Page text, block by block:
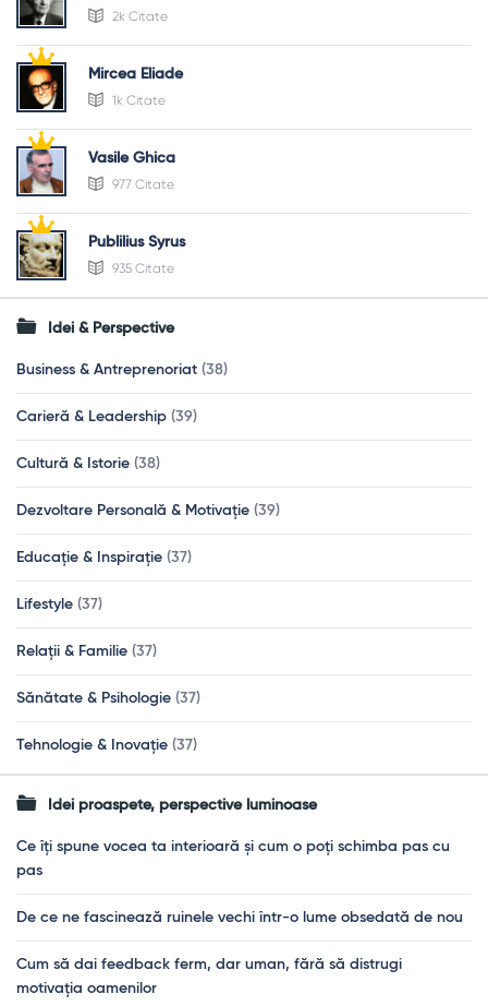
2k Citate
Mircea Eliade
1k Citate
Vasile Ghica
977 Citate
Publilius Syrus
935 Citate
Idei & Perspective
Business & Antreprenoriat (38)
Carieră & Leadership (39)
Cultură & Istorie (38)
Dezvoltare Personală & Motivație (39)
Educație & Inspirație (37)
Lifestyle (37)
Relații & Familie (37)
Sănătate & Psihologie (37)
Tehnologie & Inovație (37)
Idei proaspete, perspective luminoase
Ce îți spune vocea ta interioară și cum o poți schimba pas cu
pas
De ce ne fascinează ruinele vechi într-o lume obsedată de nou
Cum să dai feedback ferm, dar uman, fără să distrugi
motivația oamenilor